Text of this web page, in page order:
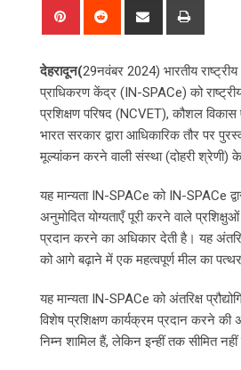
Pinterest Reddit
Share
देहरादून(29नवंबर 2024) भारतीय
प्राधिकरण केंद्र (IN-SPACe) को राष्ट्रीय
प्रशिक्षण परिषद (NCVET), कौशल विकास
भारत सरकार द्वारा आधिकारिक तौर पर
मूल्यांकन करने वाली संस्था (दोहरी श्रेणी)
यह मान्यता IN-SPACe को IN-SPACe
अनुमोदित योग्यताएँ पूरी करने वाले
प्रदान करने का अधिकार देती है। यह
को आगे बढ़ाने में एक महत्वपूर्ण मील का
यह मान्यता IN-SPACe को अंतरिक्ष
विशेष प्रशिक्षण कार्यक्रम प्रदान करने की
निम्न शामिल हैं, लेकिन इन्हीं तक सीमित नहीं